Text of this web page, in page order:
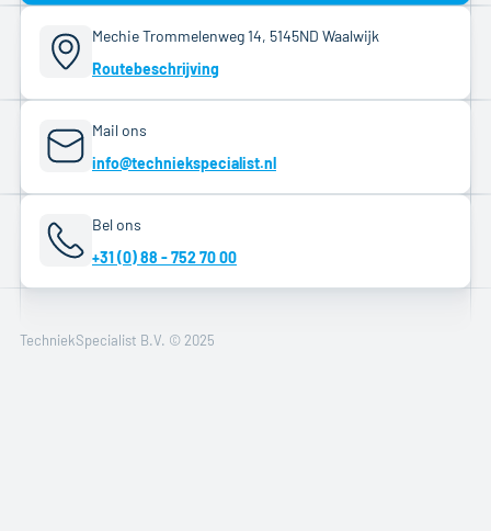
Mechie Trommelenweg 14, 5145ND Waalwijk
Routebeschrijving
Mail ons
info@techniekspecialist.nl
Bel ons
+31 (0) 88 - 752 70 00
TechniekSpecialist B.V. © 2025